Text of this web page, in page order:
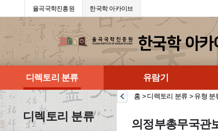
율곡국학진흥원 한국학 아카이브
디렉토리 분류 유람기
디렉토리 분류
홈 > 디렉토리 분류 > 유형 분
의정부총무국관